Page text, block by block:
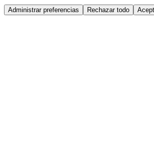
Administrar preferencias Rechazar todo